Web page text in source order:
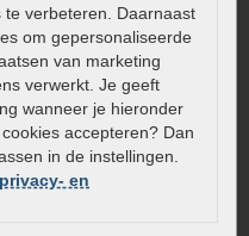
verbeteren. Daarnaast
om gepersonaliseerde
van marketing
verwerkt. Je geeft
wanneer je hieronder
accepteren? Dan
in de instellingen.
privacy- en